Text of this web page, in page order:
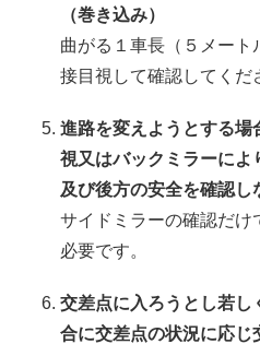
（巻き込み）
曲がる１車長（５メート
接目視して確認してくだ
進路を変えようとする場
視又はバックミラーによ
及び後方の安全を確認し
サイドミラーの確認だけ
必要です。
交差点に入ろうとし若し
合に交差点の状況に応じ